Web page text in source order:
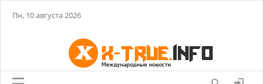
Пн, 10 августа 2026